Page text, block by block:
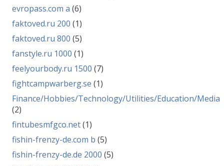
evropass.com a (6)
faktoved.ru 200 (1)
faktoved.ru 800 (5)
fanstyle.ru 1000 (1)
feelyourbody.ru 1500 (7)
fightcampwarberg.se (1)
Finance/Hobbies/Technology/Utilities/Education/Media
(2)
fintubesmfgco.net(1)
fishin-frenzy-de.com b (5)
fishin-frenzy-de.de 2000 (5)